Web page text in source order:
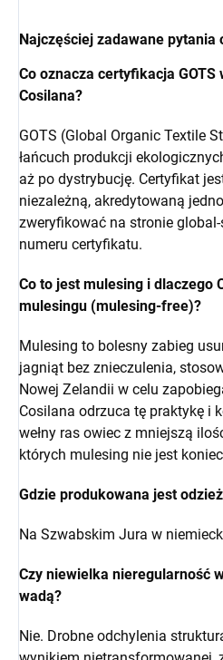
Najczęściej zadawane pytania
Co oznacza certyfikacja
Cosilana?
GOTS (Global Organic Textile
łańcuch produkcji
aż po dystrybucję. Certyfikat
niezależną, akredytowaną
zweryfikować na stronie
numeru certyfikatu.
Co to jest mulesing i dlaczego
mulesingu (mulesing-free)?
Mulesing to bolesny zabieg
jagniąt bez znieczulenia,
Nowej Zelandii w celu
Cosilana odrzuca tę praktykę i
wełny ras owiec z mniejszą
których mulesing nie jest
Gdzie produkowana jest
Na Szwabskim Jura w
Czy niewielka nieregularność
wadą?
Nie. Drobne odchylenia